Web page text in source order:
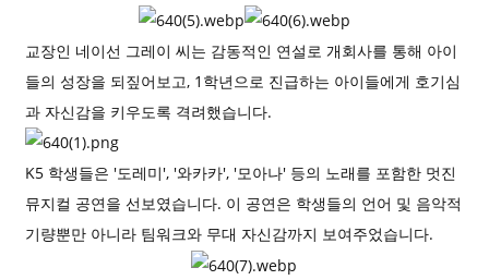
교장인 네이선 그레이 씨는 감동적인 연설로 개회사를 통해 아이
들의 성장을 되짚어보고, 1학년으로 진급하는 아이들에게 호기심
과 자신감을 키우도록 격려했습니다.
K5 학생들은 '도레미', '와카카', '모아나' 등의 노래를 포함한 멋진
뮤지컬 공연을 선보였습니다. 이 공연은 학생들의 언어 및 음악적
기량뿐만 아니라 팀워크와 무대 자신감까지 보여주었습니다.